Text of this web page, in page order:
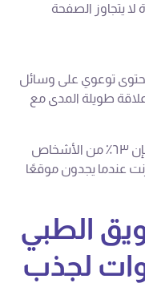
لا يتجاوز الصفحة
توعوي على وسائل
طويلة المدى مع
وفقًا لتقرير Think with Google ٢٠٢٤، فإن ٦٣٪ من الأشخاص
عندما يجدون موقعًا
الطبي
٥ خطوات لجذب